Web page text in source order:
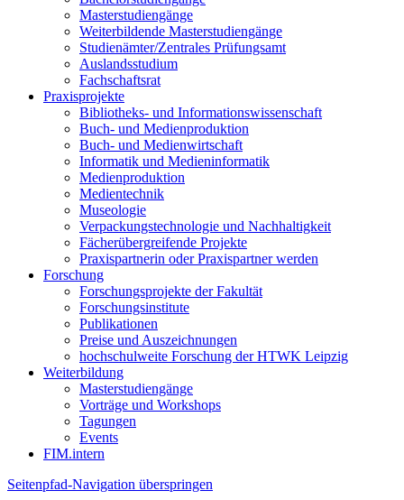
Masterstudiengänge
Weiterbildende Masterstudiengänge
Studienämter/Zentrales Prüfungsamt
Auslandsstudium
Fachschaftsrat
Praxisprojekte
Bibliotheks- und Informationswissenschaft
Buch- und Medienproduktion
Buch- und Medienwirtschaft
Informatik und Medieninformatik
Medienproduktion
Medientechnik
Museologie
Verpackungstechnologie und Nachhaltigkeit
Fächerübergreifende Projekte
Praxispartnerin oder Praxispartner werden
Forschung
Forschungsprojekte der Fakultät
Forschungsinstitute
Publikationen
Preise und Auszeichnungen
hochschulweite Forschung der HTWK Leipzig
Weiterbildung
Masterstudiengänge
Vorträge und Workshops
Tagungen
Events
FIM.intern
Seitenpfad-Navigation überspringen